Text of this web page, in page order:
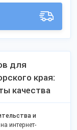
для
края:
качества
и
интернет-